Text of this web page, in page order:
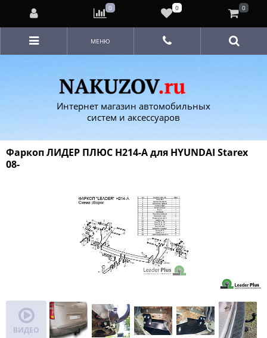
Интернет магазин автомобильных
систем и аксессуаров
МЕНЮ
Фаркоп ЛИДЕР ПЛЮС H214-A для HYUNDAI Starex
08-
ВИДЕО
0 0 0